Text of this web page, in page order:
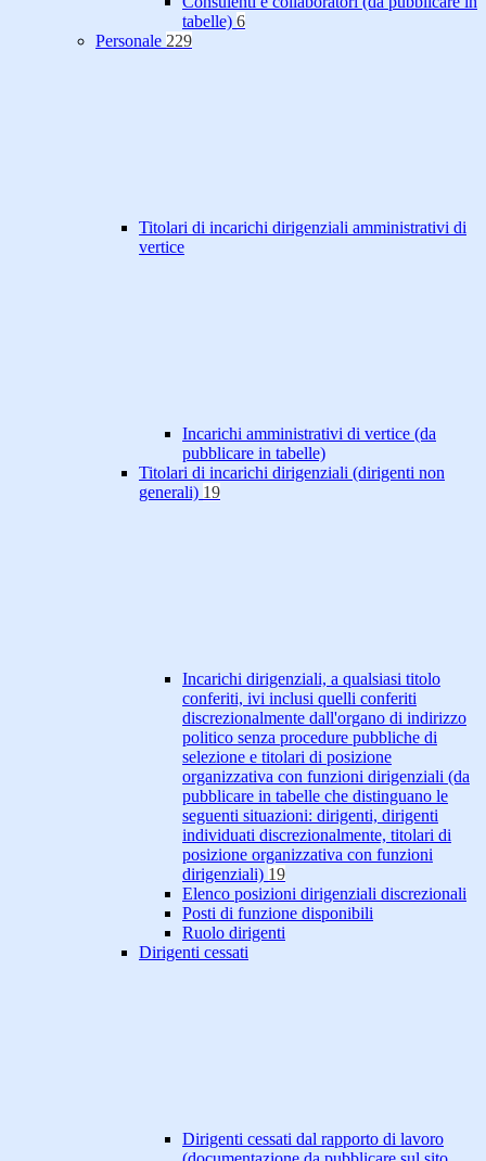
tabelle) 6
Personale 229
Titolari di incarichi dirigenziali amministrativi di
vertice
Incarichi amministrativi di vertice (da
pubblicare in tabelle)
Titolari di incarichi dirigenziali (dirigenti non
generali) 19
Incarichi dirigenziali, a qualsiasi titolo
conferiti, ivi inclusi quelli conferiti
discrezionalmente dall'organo di indirizzo
politico senza procedure pubbliche di
selezione e titolari di posizione
organizzativa con funzioni dirigenziali (da
pubblicare in tabelle che distinguano le
seguenti situazioni: dirigenti, dirigenti
individuati discrezionalmente, titolari di
posizione organizzativa con funzioni
dirigenziali) 19
Elenco posizioni dirigenziali discrezionali
Posti di funzione disponibili
Ruolo dirigenti
Dirigenti cessati
Dirigenti cessati dal rapporto di lavoro